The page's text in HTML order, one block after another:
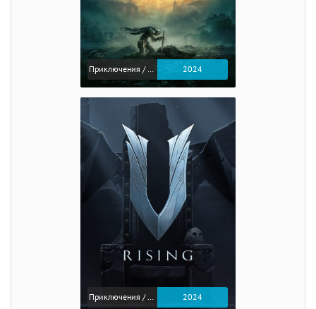
Приключения / Экшен / Ролевые 2024
Приключения / Экшен 2024